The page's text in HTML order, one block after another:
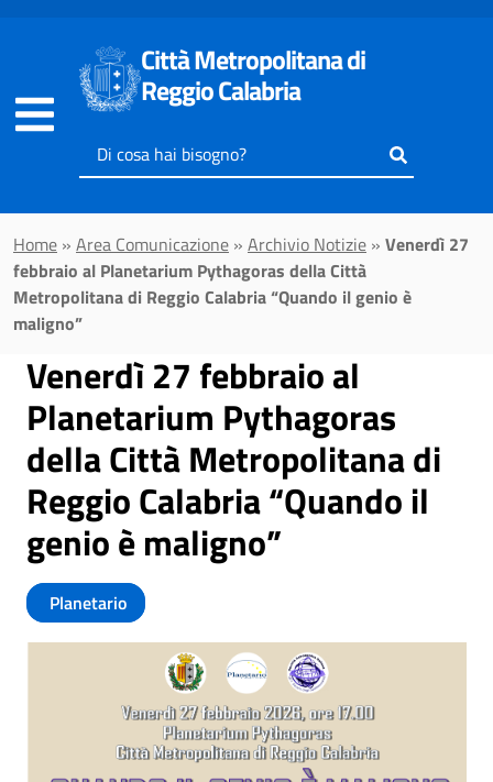
Città Metropolitana di
Reggio Calabria
Inserisci
il
cercare
Home » Area Comunicazione » Archivio Notizie » Venerdì 27
febbraio al Planetarium Pythagoras della Città
Metropolitana di Reggio Calabria “Quando il genio è
maligno”
Venerdì 27 febbraio al
Planetarium Pythagoras
della Città Metropolitana di
Reggio Calabria “Quando il
genio è maligno”
Planetario